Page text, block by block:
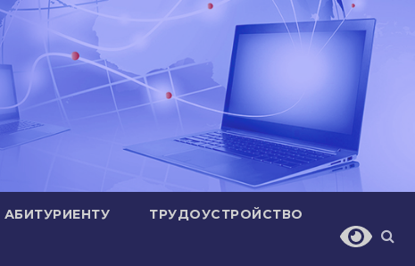
АБИТУРИЕНТУ ТРУДОУСТРОЙСТВО